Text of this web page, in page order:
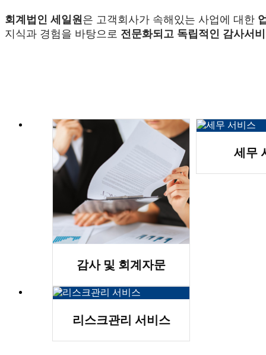
회계법인 세일원은 고객회사가 속해있는 사업에 대한
지식과 경험을 바탕으로 전문화되고 독립적인 감사서
감사 및 회계자문
세무
리스크관리 서비스